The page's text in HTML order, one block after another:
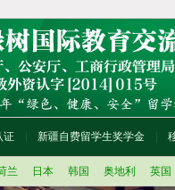
证 新疆自费留学生奖学金
兰 日本 韩国 奥地利 英国